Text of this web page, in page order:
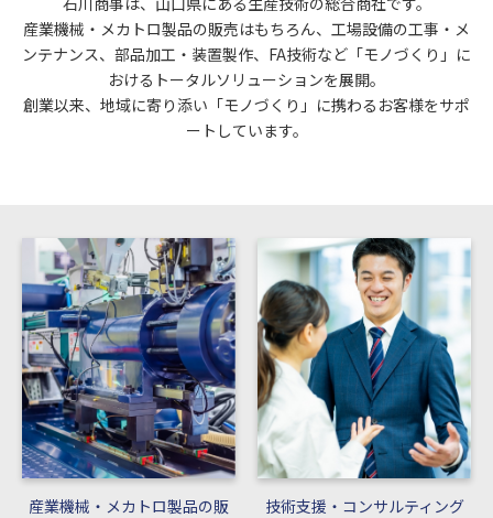
産業機械・メカトロ製品の販売はもちろん、⼯場設備の工事・メ
ンテナンス、部品加工・装置製作、FA技術など「モノづくり」に
おけるトータルソリューションを展開。
創業以来、地域に寄り添い「モノづくり」に携わるお客様をサポ
ートしています。
産業機械・メカトロ製品の販
技術支援・コンサルティング